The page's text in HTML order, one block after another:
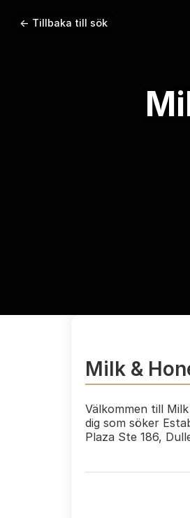
← Tillbaka till sök
Milk &
Välkommen till
dig som söker
Plaza Ste 186,